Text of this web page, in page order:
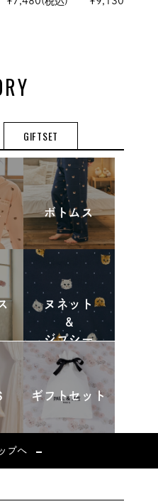
オーバー
GIFTSET
ボトムス
ヌネット
&
ジプシー
ギフトセット
プへ